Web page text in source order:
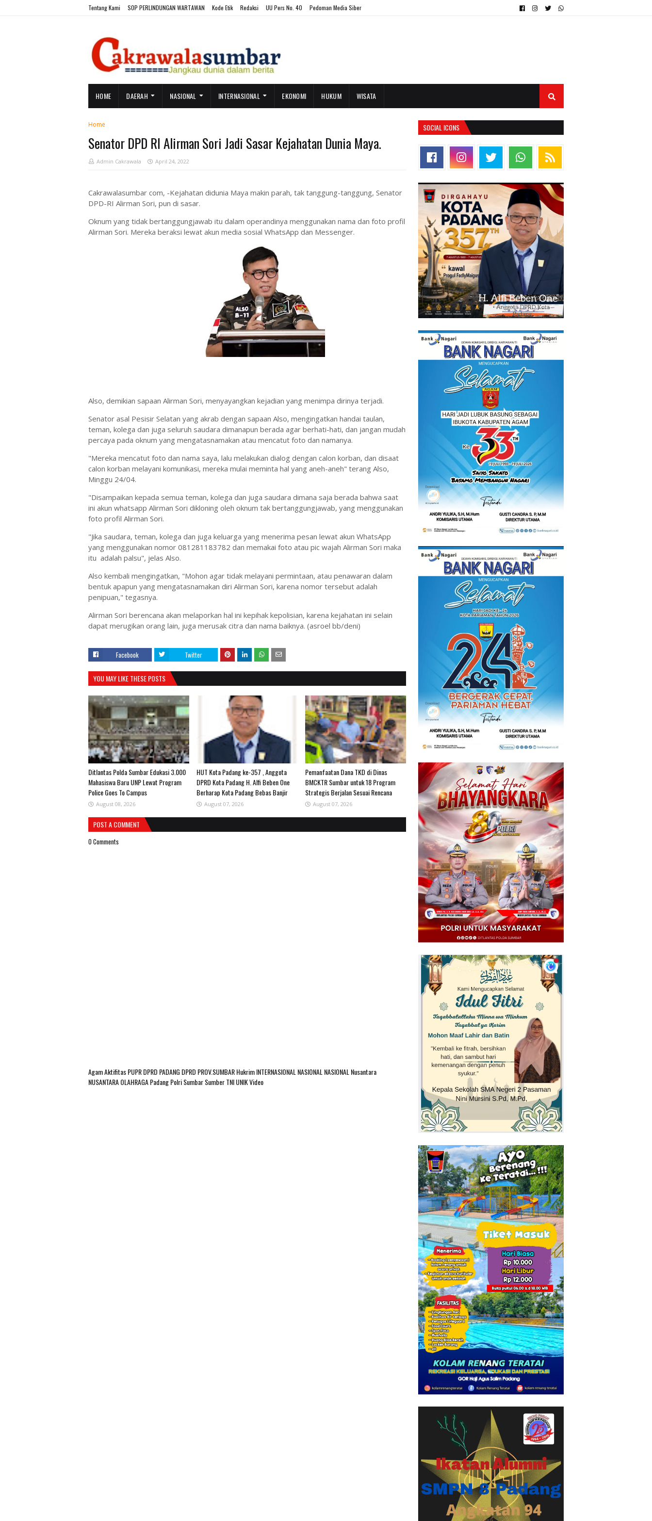
Tentang Kami SOP PERLINDUNGAN WARTAWAN Kode Etik Redaksi UU Pers No. 40 Pedoman Media Siber
HOME DAERAH NASIONAL INTERNASIONAL EKONOMI HUKUM WISATA
Home
Senator DPD RI Alirman Sori Jadi Sasar Kejahatan Dunia Maya.
Admin Cakrawala April 24, 2022
Cakrawalasumbar com, -Kejahatan didunia Maya makin parah, tak tanggung-tanggung, Senator
DPD-RI Alirman Sori, pun di sasar.
Oknum yang tidak bertanggungjawab itu dalam operandinya menggunakan nama dan foto profil
Alirman Sori. Mereka beraksi lewat akun media sosial WhatsApp dan Messenger.
Also, demikian sapaan Alirman Sori, menyayangkan kejadian yang menimpa dirinya terjadi.
Senator asal Pesisir Selatan yang akrab dengan sapaan Also, mengingatkan handai taulan,
teman, kolega dan juga seluruh saudara dimanapun berada agar berhati-hati, dan jangan mudah
percaya pada oknum yang mengatasnamakan atau mencatut foto dan namanya.
"Mereka mencatut foto dan nama saya, lalu melakukan dialog dengan calon korban, dan disaat
calon korban melayani komunikasi, mereka mulai meminta hal yang aneh-aneh" terang Also,
Minggu 24/04.
"Disampaikan kepada semua teman, kolega dan juga saudara dimana saja berada bahwa saat
ini akun whatsapp Alirman Sori dikloning oleh oknum tak bertanggungjawab, yang menggunakan
foto profil Alirman Sori.
"Jika saudara, teman, kolega dan juga keluarga yang menerima pesan lewat akun WhatsApp
yang menggunakan nomor 081281183782 dan memakai foto atau pic wajah Alirman Sori maka
itu adalah palsu", jelas Also.
Also kembali mengingatkan, "Mohon agar tidak melayani permintaan, atau penawaran dalam
bentuk apapun yang mengatasnamakan diri Alirman Sori, karena nomor tersebut adalah
penipuan," tegasnya.
Alirman Sori berencana akan melaporkan hal ini kepihak kepolisian, karena kejahatan ini selain
dapat merugikan orang lain, juga merusak citra dan nama baiknya. (asroel bb/deni)
Facebook Twitter
YOU MAY LIKE THESE POSTS
Ditlantas Polda Sumbar Edukasi 3.000
Mahasiswa Baru UNP Lewat Program
Police Goes To Campus
August 08, 2026
HUT Kota Padang ke-357 , Anggota
DPRD Kota Padang H. Alfi Beben One
Berharap Kota Padang Bebas Banjir
August 07, 2026
Pemanfaatan Dana TKD di Dinas
BMCKTR Sumbar untuk 18 Program
Strategis Berjalan Sesuai Rencana
August 07, 2026
POST A COMMENT
0 Comments
AgamAktifitas PUPRDPRD PADANG DPRD PROV.SUMBARHukrimINTERNASIONAL NASIONAL NASIONAL Nusantara
NUSANTARAOLAHRAGAPadangPolriSumbarSumberTNIUNIKVideo
SOCIAL ICONS